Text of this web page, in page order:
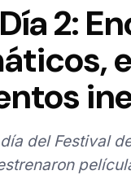
2:
del Festival